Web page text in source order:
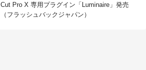
Cut Pro X 専用プラグイン「Luminaire」発売
（フラッシュバックジャパン）